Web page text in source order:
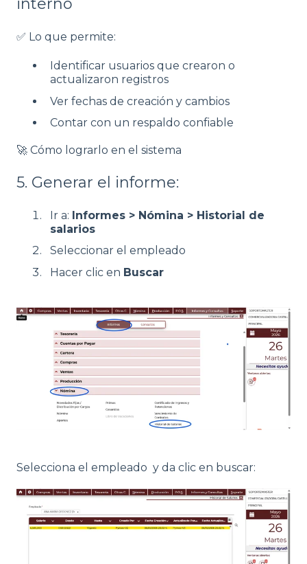
✅ Lo que permite:
Identificar usuarios que crearon o
actualizaron registros
Ver fechas de creación y cambios
Contar con un respaldo confiable
🚀 Cómo lograrlo en el sistema
5. Generar el informe:
Ir a: Informes > Nómina > Historial de
salarios
Seleccionar el empleado
Hacer clic en Buscar
Selecciona el empleado y da clic en buscar: